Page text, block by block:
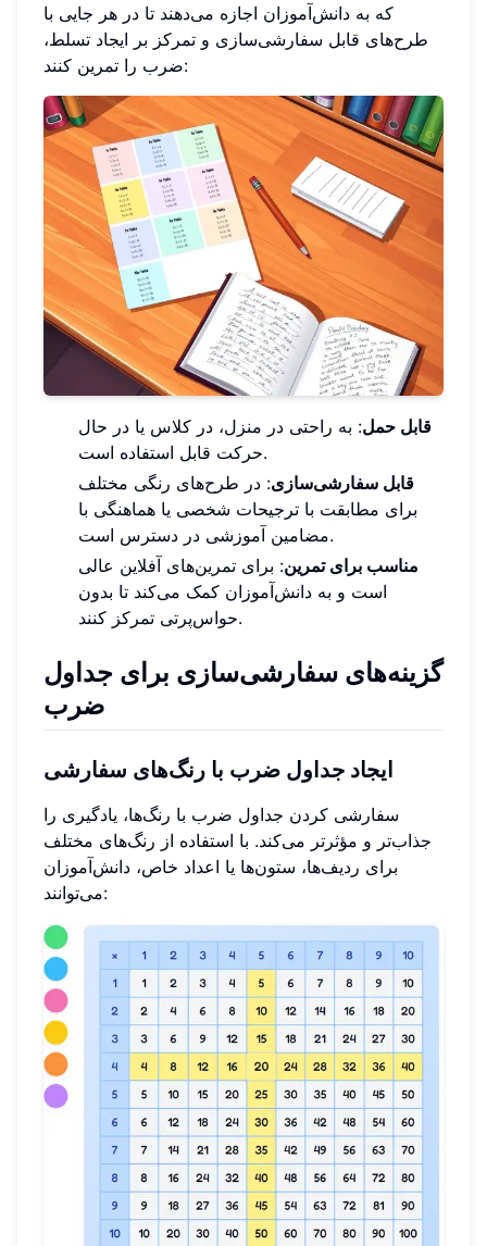
که به دانش‌آموزان اجازه می‌دهند تا در هر جایی با
طرح‌های قابل سفارشی‌سازی و تمرکز بر ایجاد تسلط،
ضرب را تمرین کنند:
قابل حمل: به راحتی در منزل، در کلاس یا در حال
حرکت قابل استفاده است.
قابل سفارشی‌سازی: در طرح‌های رنگی مختلف
برای مطابقت با ترجیحات شخصی یا هماهنگی با
مضامین آموزشی در دسترس است.
مناسب برای تمرین: برای تمرین‌های آفلاین عالی
است و به دانش‌آموزان کمک می‌کند تا بدون
حواس‌پرتی تمرکز کنند.
گزینه‌های سفارشی‌سازی برای جداول
ضرب
ایجاد جداول ضرب با رنگ‌های سفارشی
سفارشی کردن جداول ضرب با رنگ‌ها، یادگیری را
جذاب‌تر و مؤثرتر می‌کند. با استفاده از رنگ‌های مختلف
برای ردیف‌ها، ستون‌ها یا اعداد خاص، دانش‌آموزان
می‌توانند: